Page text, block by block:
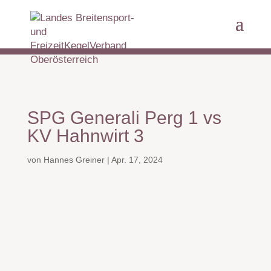
SPG Generali Perg 1 vs
KV Hahnwirt 3
von Hannes Greiner| Apr. 17, 2024